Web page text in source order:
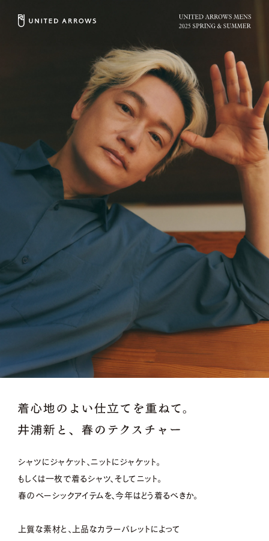
シャツにジャケット、ニットにジャケット。
もしくは一枚で着るシャツ、そしてニット。
春のベーシックアイテムを、今年はどう着るべきか。
上質な素材と、上品なカラーパレットによって